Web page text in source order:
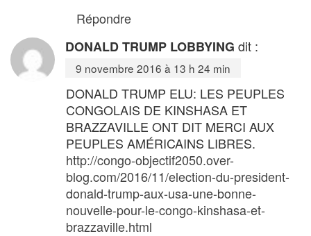
Répondre
DONALD TRUMP LOBBYING dit :
9 novembre 2016 à 13 h 24 min
DONALD TRUMP ELU: LES PEUPLES
CONGOLAIS DE KINSHASA ET
BRAZZAVILLE ONT DIT MERCI AUX
PEUPLES AMÉRICAINS LIBRES.
http://congo-objectif2050.over-
blog.com/2016/11/election-du-president-
donald-trump-aux-usa-une-bonne-
nouvelle-pour-le-congo-kinshasa-et-
brazzaville.html